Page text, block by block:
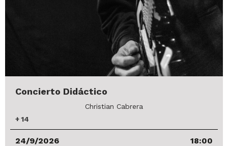
Concierto Didáctico
Christian Cabrera
+14
24/9/2026 18:00